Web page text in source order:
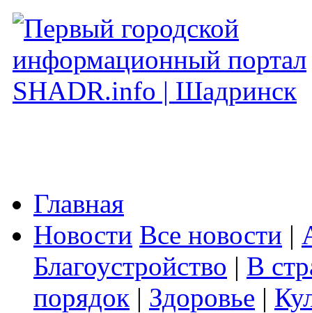
Главная
Новости Все новости |
Благоустройство | В
порядок | Здоровье |